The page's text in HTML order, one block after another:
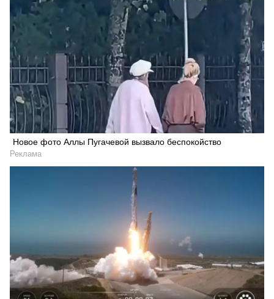
Новое фото Аллы Пугачевой вызвало беспокойство
Реклама